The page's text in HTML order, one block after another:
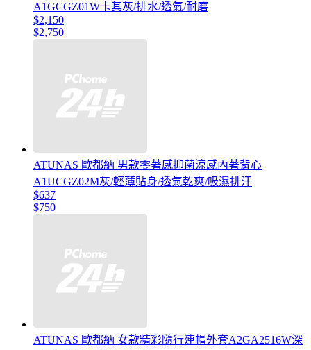
A1GCGZ01W卡其灰/排水/透氣/耐磨
$2,150
$2,750
ATUNAS 歐都納 男款零著感抑菌涼感內著背心
A1UCGZ02M灰/輕薄貼身/透氣乾爽/吸濕排汗
$637
$750
ATUNAS 歐都納 女款精彩隨行連帽外套A2GA2516W深